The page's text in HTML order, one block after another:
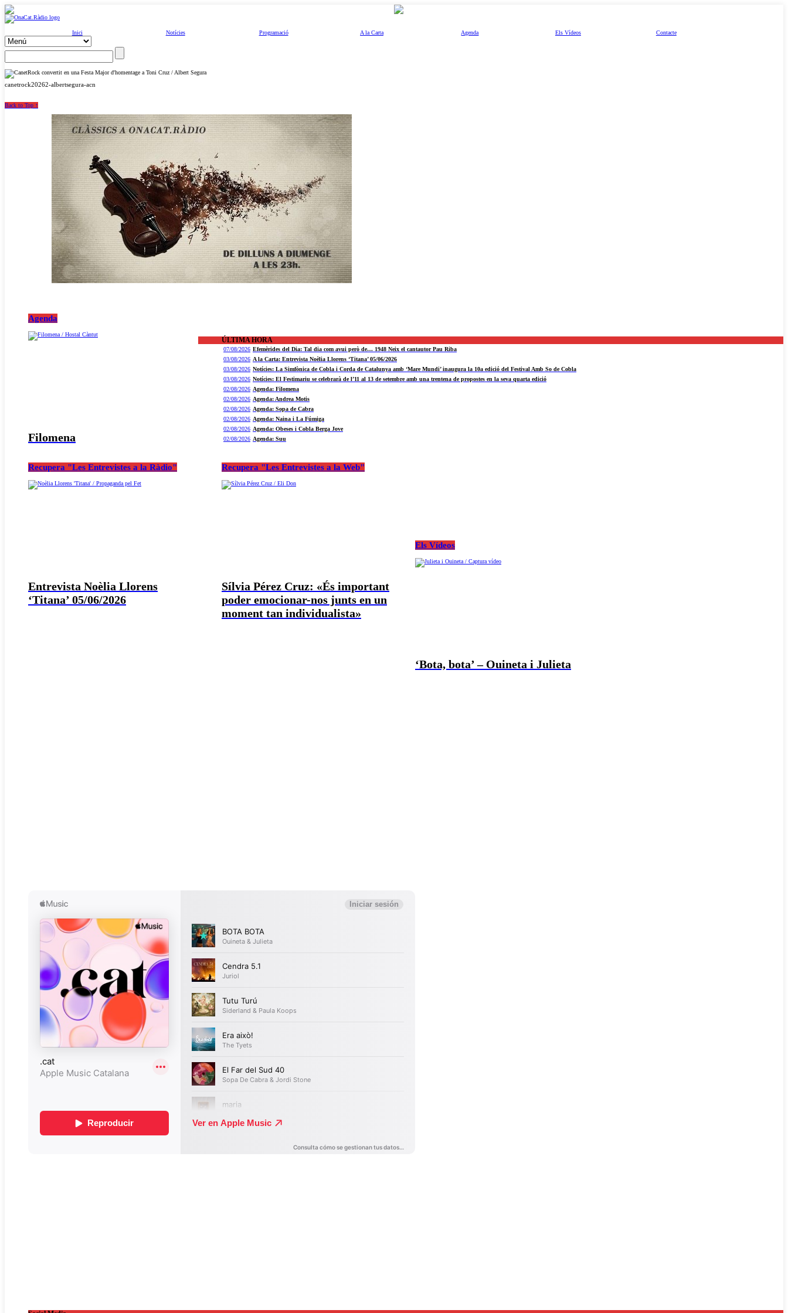
Inici Notícies Programació A la Carta Agenda Els Vídeos Contacte
canetrock20262-albertsegura-acn
Back to Top ↑
Agenda
Filomena
ÚLTIMA HORA
07/08/2026 Efemèrides del Dia: Tal dia com avui però de… 1948 Neix el cantautor Pau Riba
03/08/2026 A la Carta: Entrevista Noèlia Llorens ‘Titana’ 05/06/2026
03/08/2026 Notícies: La Simfònica de Cobla i Corda de Catalunya amb ‘Mare Mundi’ inaugura la 10a edició del Festival Amb So de Cobla
03/08/2026 Notícies: El Festimariu se celebrarà de l’11 al 13 de setembre amb una trentena de propostes en la seva quarta edició
02/08/2026 Agenda: Filomena
02/08/2026 Agenda: Andrea Motis
02/08/2026 Agenda: Sopa de Cabra
02/08/2026 Agenda: Naina i La Fúmiga
02/08/2026 Agenda: Obeses i Cobla Berga Jove
02/08/2026 Agenda: Suu
Recupera "Les Entrevistes a la Ràdio"
Entrevista Noèlia Llorens
‘Titana’ 05/06/2026
Recupera "Les Entrevistes a la Web"
Sílvia Pérez Cruz: «És important
poder emocionar-nos junts en un
moment tan individualista»
Els Vídeos
‘Bota, bota’ – Ouineta i Julieta